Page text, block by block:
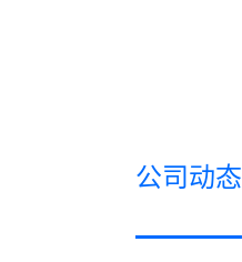
公司动态